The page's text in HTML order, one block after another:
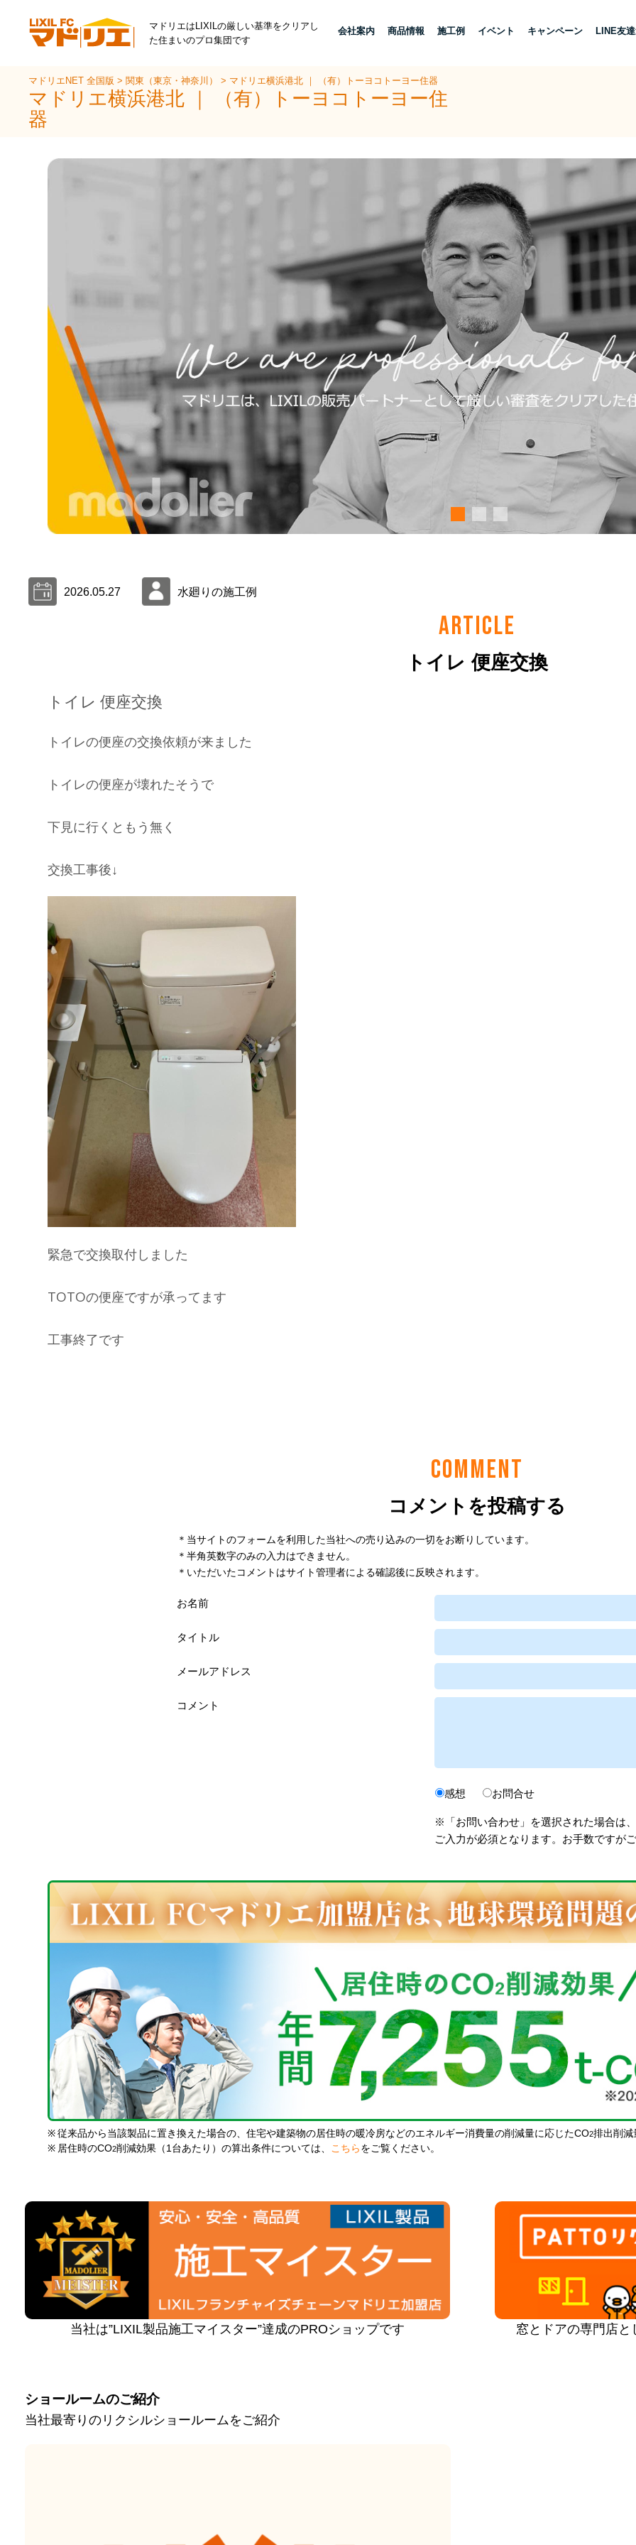
マドリエはLIXILの厳しい基準をクリアし
た住まいのプロ集団です
会社案内 商品情報 施工例 イベント キャンペーン LINE友
マドリエNET 全国版> 関東（東京・神奈川）> マドリエ横浜港北 ｜ （有）トーヨコトーヨー住器
マドリエ横浜港北 ｜ （有）トーヨコトーヨー住
器
2026.05.27 水廻りの施工例
ARTICLE
トイレ 便座交換
COMMENT
コメントを投稿する
＊当サイトのフォームを利用した当社への売り込みの一切をお断りしています。
＊半角英数字のみの入力はできません。
＊いただいたコメントはサイト管理者による確認後に反映されます。
お名前
タイトル
メールアドレス
コメント
感想 お問合せ
※「お問い合わせ」を選択された場合は
ご入力が必須となります。お手数ですが
※ 従来品から当該製品に置き換えた場合の、住宅や建築物の居住時の暖冷房などのエネルギー消費量の削減量に応じたCO2排出削減
※ 居住時のCO2削減効果（1台あたり）の算出条件については、 こちら をご覧ください。
当社は”LIXIL製品施工マイスター”達成のPROショップです 窓とドアの専門店
ショールームのご紹介
当社最寄りのリクシルショールームをご紹介